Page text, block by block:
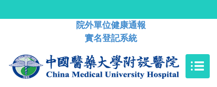
院外單位健康通報
實名登記系統